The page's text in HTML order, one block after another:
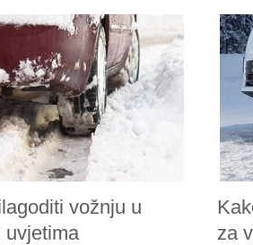
vožnju u
uvjetima
za